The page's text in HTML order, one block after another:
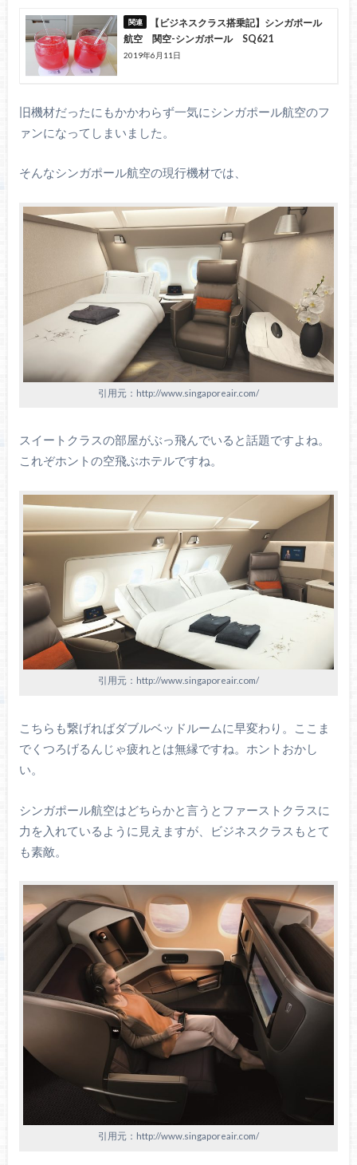
【ビジネスクラス搭乗記】シンガポール
航空 関空-シンガポール SQ621
2019年6月11日
旧機材だったにもかかわらず一気にシンガポール航空のフ
ァンになってしまいました。
そんなシンガポール航空の現行機材では、
引用元：http://www.singaporeair.com/
スイートクラスの部屋がぶっ飛んでいると話題ですよね。
これぞホントの空飛ぶホテルですね。
引用元：http://www.singaporeair.com/
こちらも繋げればダブルベッドルームに早変わり。ここま
でくつろげるんじゃ疲れとは無縁ですね。ホントおかし
い。
シンガポール航空はどちらかと言うとファーストクラスに
力を入れているように見えますが、ビジネスクラスもとて
も素敵。
引用元：http://www.singaporeair.com/